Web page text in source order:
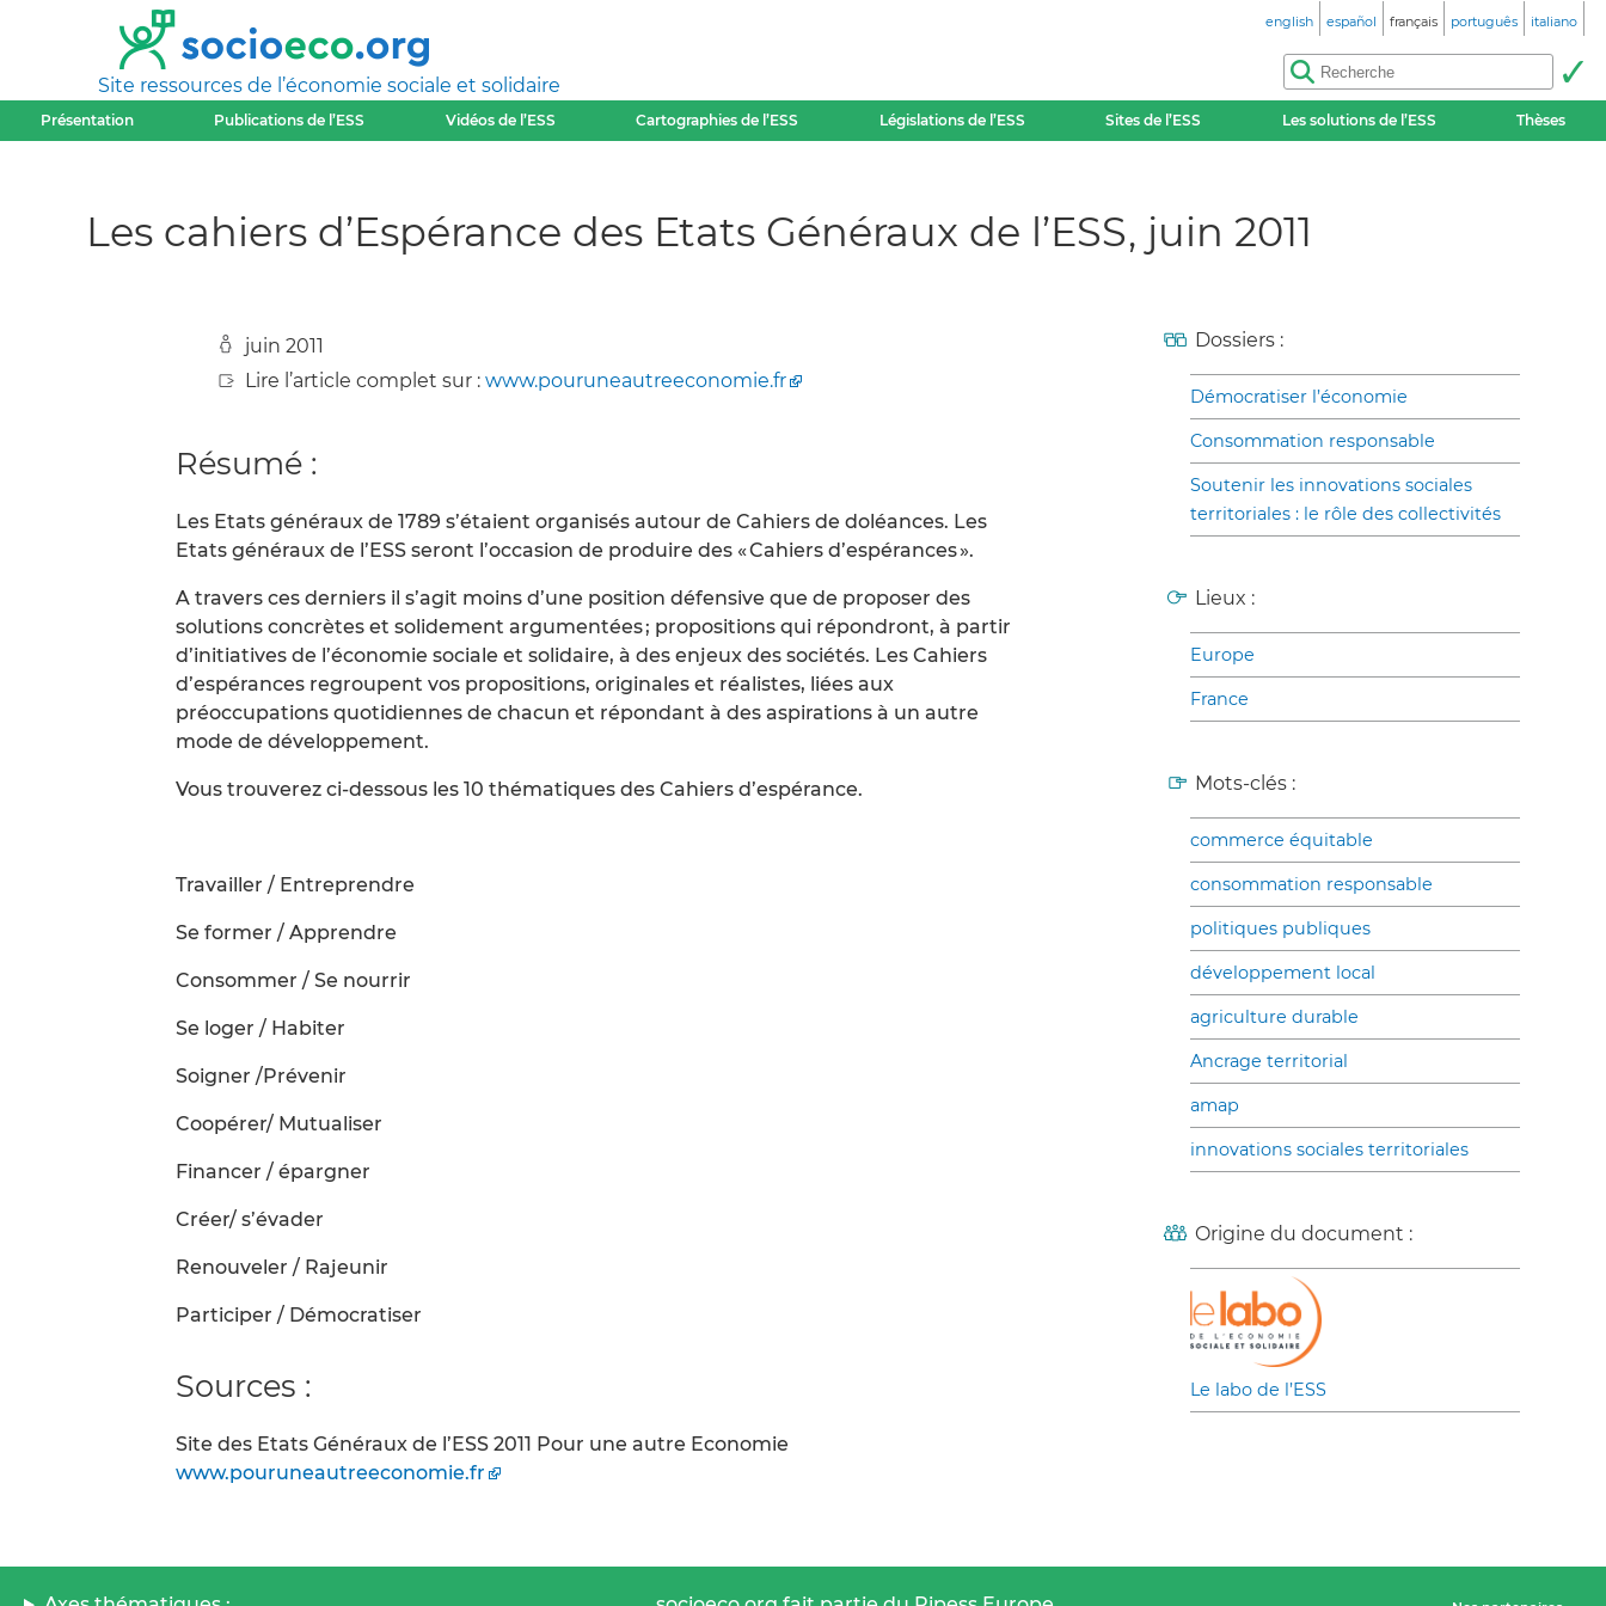
Site ressources de l’économie sociale et solidaire
english español français português italiano
Présentation Publications de l’ESS Vidéos de l’ESS Cartographies de l’ESS Législations de l’ESS Sites de l’ESS Les solutions de l’ESS Thèses
Les cahiers d’Espérance des Etats Généraux de l’ESS, juin 2011
juin 2011
Lire l’article complet sur : www.pouruneautreeconomie.fr
Résumé :
Les Etats généraux de 1789 s’étaient organisés autour de Cahiers de doléances. Les
Etats généraux de l’ESS seront l’occasion de produire des « Cahiers d’espérances ».
A travers ces derniers il s’agit moins d’une position défensive que de proposer des
solutions concrètes et solidement argumentées ; propositions qui répondront, à partir
d’initiatives de l’économie sociale et solidaire, à des enjeux des sociétés. Les Cahiers
d’espérances regroupent vos propositions, originales et réalistes, liées aux
préoccupations quotidiennes de chacun et répondant à des aspirations à un autre
mode de développement.
Vous trouverez ci-dessous les 10 thématiques des Cahiers d’espérance.
Travailler / Entreprendre
Se former / Apprendre
Consommer / Se nourrir
Se loger / Habiter
Soigner /Prévenir
Coopérer/ Mutualiser
Financer / épargner
Créer/ s’évader
Renouveler / Rajeunir
Participer / Démocratiser
Sources :
Site des Etats Généraux de l’ESS 2011 Pour une autre Economie
www.pouruneautreeconomie.fr
Dossiers :
Démocratiser l’économie
Consommation responsable
Soutenir les innovations sociales
territoriales : le rôle des collectivités
Lieux :
Europe
France
Mots-clés :
commerce équitable
consommation responsable
politiques publiques
développement local
agriculture durable
Ancrage territorial
amap
innovations sociales territoriales
Origine du document :
Le labo de l’ESS